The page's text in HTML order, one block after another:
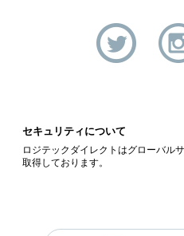
セキュリティについて
ロジテックダイレクトはグローバル
取得しております。